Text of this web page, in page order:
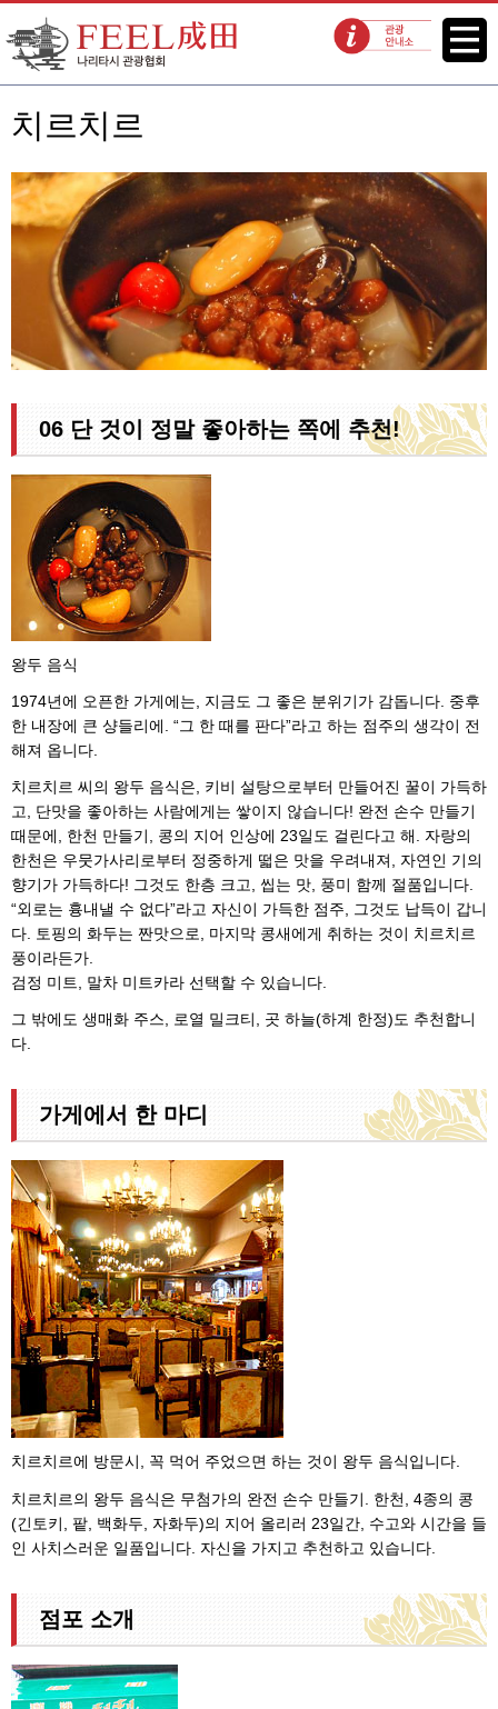
FEEL 나리타 나리타시 관광협회 관광 안내소 메뉴
치르치르
06 단 것이 정말 좋아하는 쪽에 추천!
왕두 음식
1974년에 오픈한 가게에는, 지금도 그 좋은 분위기가 감돕니다. 중후
한 내장에 큰 샹들리에. “그 한 때를 판다”라고 하는 점주의 생각이 전
해져 옵니다.
치르치르 씨의 왕두 음식은, 키비 설탕으로부터 만들어진 꿀이 가득하
고, 단맛을 좋아하는 사람에게는 쌓이지 않습니다! 완전 손수 만들기
때문에, 한천 만들기, 콩의 지어 인상에 23일도 걸린다고 해. 자랑의
한천은 우뭇가사리로부터 정중하게 떫은 맛을 우려내져, 자연인 기의
향기가 가득하다! 그것도 한층 크고, 씹는 맛, 풍미 함께 절품입니다.
“외로는 흉내낼 수 없다”라고 자신이 가득한 점주, 그것도 납득이 갑니
다. 토핑의 화두는 짠맛으로, 마지막 콩새에게 취하는 것이 치르치르
풍이라든가.
검정 미트, 말차 미트카라 선택할 수 있습니다.
그 밖에도 생매화 주스, 로열 밀크티, 곳 하늘(하계 한정)도 추천합니
다.
가게에서 한 마디
치르치르에 방문시, 꼭 먹어 주었으면 하는 것이 왕두 음식입니다.
치르치르의 왕두 음식은 무첨가의 완전 손수 만들기. 한천, 4종의 콩
(긴토키, 팥, 백화두, 자화두)의 지어 올리러 23일간, 수고와 시간을 들
인 사치스러운 일품입니다. 자신을 가지고 추천하고 있습니다.
점포 소개